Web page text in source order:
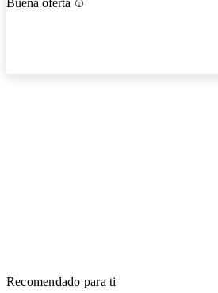
Buena oferta
Recomendado para ti